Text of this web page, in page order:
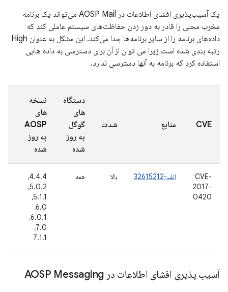
یک آسیب‌پذیری افشای اطلاعات در AOSP Mail می‌تواند یک برنامه
مخرب محلی را قادر به دور زدن حفاظت‌های سیستم عاملی کند که
داده‌های برنامه را از سایر برنامه‌ها جدا می‌کند. این مشکل به عنوان High
رتبه بندی شده است زیرا می توان از آن برای دسترسی به داده هایی
استفاده کرد که برنامه به آنها دسترسی ندارد.
CVE منابع شدت
دستگاه
های
گوگل
به روز
شده
نسخه
های
AOSP
به روز
شده
CVE-
2017-
0420
الف-32615212 بالا همه
4.4.4،
5.0.2،
5.1.1،
6.0،
6.0.1،
7.0،
7.1.1
آسیب پذیری افشای اطلاعات در AOSP Messaging